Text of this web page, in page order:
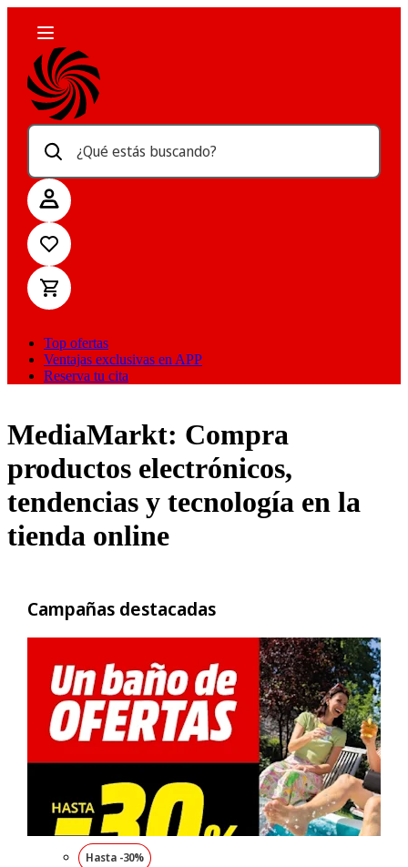
¿Qué estás buscando?
Top ofertas
Ventajas exclusivas en APP
Reserva tu cita
MediaMarkt: Compra
productos electrónicos,
tendencias y tecnología en la
tienda online
Campañas destacadas
Hasta -30%